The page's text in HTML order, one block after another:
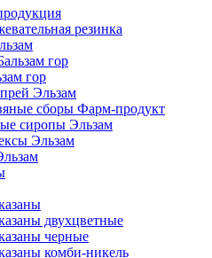
резинка
гор
гор
Эльзам
сборы Фарм-продукт
сиропы Эльзам
Эльзам
двухцветные
черные
комби-никель